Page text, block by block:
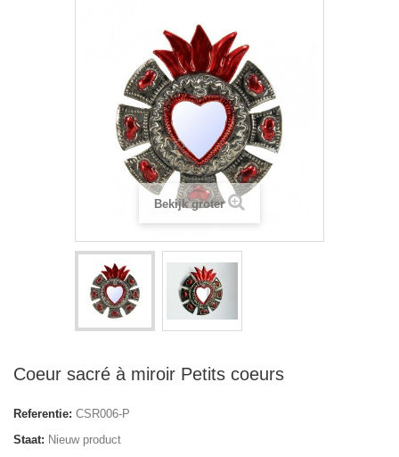
Bekijk groter
Coeur sacré à miroir Petits coeurs
Referentie: CSR006-P
Staat: Nieuw product